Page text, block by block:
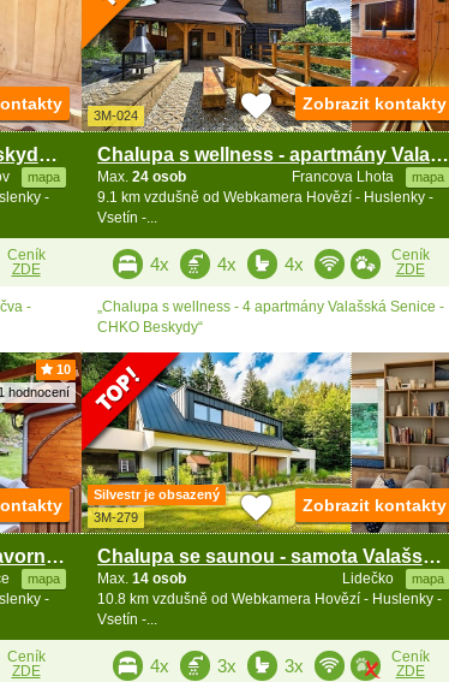
Chalupa se saunou - CHKO Beskydy - Karolinka
mapa
-
Ceník
ZDE
-
3M-024
Chalupa s wellness - apartmány Valašská Senice
Francova Lhota mapa
Max. 24 osob
9.1 km vzdušně od Webkamera Hovězí - Huslenky -
Vsetín -...
Zobrazit kontakty
4x 4x 4x
Ceník
ZDE
„Chalupa s wellness - 4 apartmány Valašská Senice -
CHKO Beskydy“
10
hodnocení
Valašská chalupa s vířivkou - Javorníky - Beskydy
mapa
-
Ceník
ZDE
Silvestr je obsazený
3M-279
Chalupa se saunou - samota Valašsko - Vizovice
Lidečko mapa
Max. 14 osob
10.8 km vzdušně od Webkamera Hovězí - Huslenky -
Vsetín -...
Zobrazit kontakty
4x 3x 3x
Ceník
ZDE